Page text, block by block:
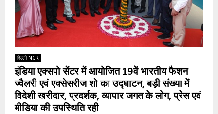
दिल्ली NCR
इंडिया एक्सपो सेंटर में आयोजित 19वें भारतीय फैशन
ज्वैलरी एवं एक्सेसरीज शो का उद्घाटन, बड़ी संख्या में
विदेशी खरीदार, प्रदर्शक, व्यापार जगत के लोग, प्रेस एवं
मीडिया की उपस्थिति रही